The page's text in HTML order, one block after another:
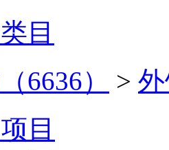
目
6636）
>
目